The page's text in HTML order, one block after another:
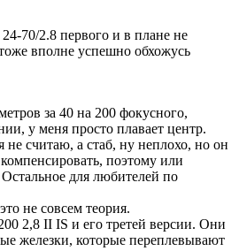
70/2.8 первого и в плане не
вполне успешно обхожусь
за 40 на 200 фокусного,
у меня просто плавает центр.
не считаю, а стаб, ну неплохо, но он
поэтому или
для любителей по
не совсем теория.
2,8 II IS и его третей версии. Они
железки, которые переплевывают